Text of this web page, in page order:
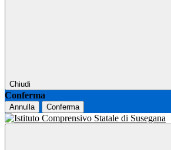
Chiudi
Conferma
Annulla Conferma